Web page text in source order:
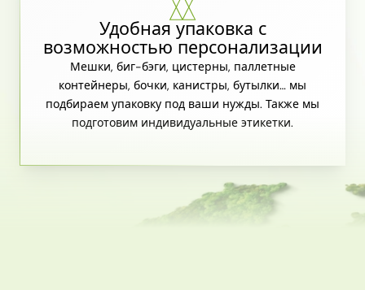
Удобная упаковка с
возможностью персонализации
Мешки, биг-бэги, цистерны, паллетные
контейнеры, бочки, канистры, бутылки… мы
подбираем упаковку под ваши нужды. Также мы
подготовим индивидуальные этикетки.